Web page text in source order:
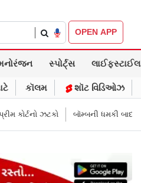
OPEN APP
સ્પોર્ટ્સ લાઈફસ્ટાઈલ
કૉલમ શૉટ વિડિઓઝ
હાઈ ઍલર્ટ: શહેરની સુરક્ષા વધારી